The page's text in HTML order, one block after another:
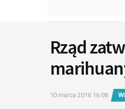
Rząd
10 marca 2016 16:08